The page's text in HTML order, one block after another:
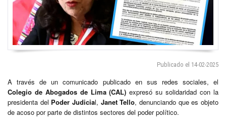
Publicado el 14-02-2025
A través de un comunicado publicado en sus redes sociales, el
Colegio de Abogados de Lima (CAL) expresó su solidaridad con la
presidenta del Poder Judicial, Janet Tello, denunciando que es objeto
de acoso por parte de distintos sectores del poder político.